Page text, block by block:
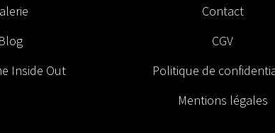
Blog
Inside Out
Contact
CGV
Politique de
Mentions légales